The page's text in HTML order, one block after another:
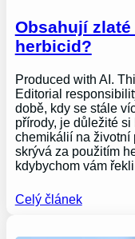
Obsahují
herbicid?
Produced with AI.
Editorial
době, kdy se stále
přírody, je důležité
chemikálií na životní
skrývá za použitím
kdybychom vám
Celý článek